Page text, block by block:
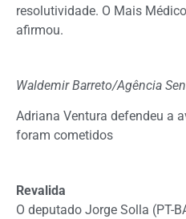
resolutividade. O Mais
afirmou.
Waldemir Barreto/Agência
Adriana Ventura defendeu a
foram cometidos
Revalida
O deputado Jorge Solla (PT-